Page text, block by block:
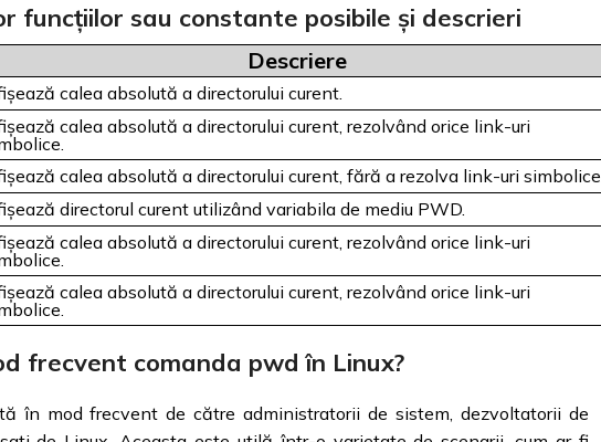
funcțiilor sau constante posibile și descrieri
Descriere
calea absolută a directorului curent.
calea absolută a directorului curent, rezolvând orice link-uri
calea absolută a directorului curent, fără a rezolva link-uri simbolice.
directorul curent utilizând variabila de mediu PWD.
calea absolută a directorului curent, rezolvând orice link-uri
calea absolută a directorului curent, rezolvând orice link-uri
frecvent comanda pwd în Linux?
în mod frecvent de către administratorii de sistem, dezvoltatorii de